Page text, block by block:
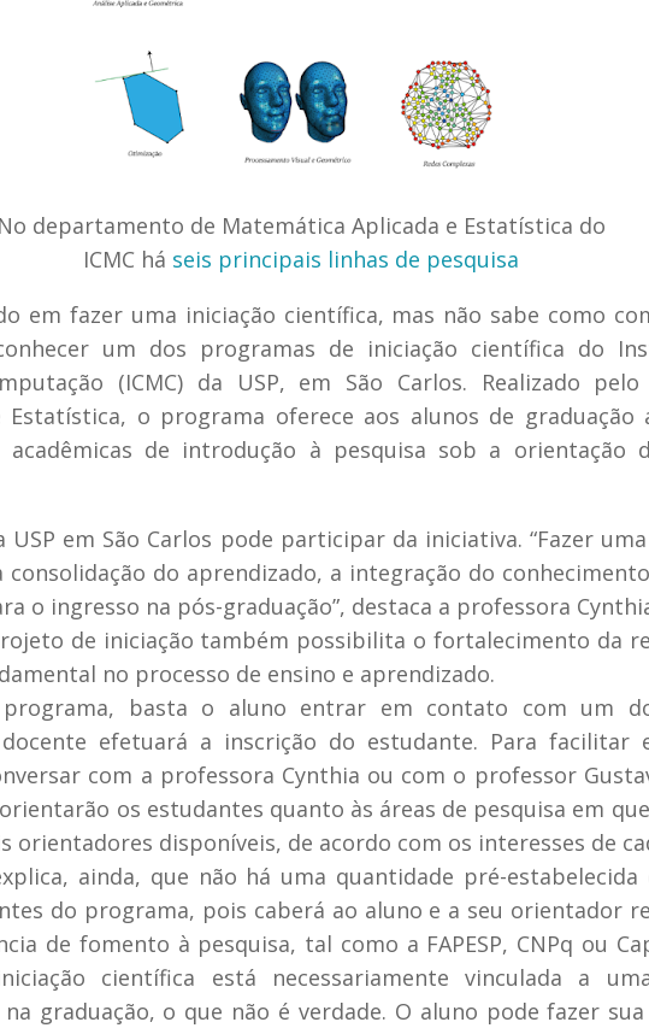
No departamento de Matemática Aplicada e Estatística do
ICMC há seis principais linhas de pesquisa
em fazer uma iniciação científica, mas não sabe como
um dos programas de iniciação científica do
(ICMC) da USP, em São Carlos. Realizado
Estatística, o programa oferece aos alunos de graduação
acadêmicas de introdução à pesquisa sob a orientação
em São Carlos pode participar da iniciativa. “Fazer
do aprendizado, a integração do
o ingresso na pós-graduação”, destaca a professora
de iniciação também possibilita o fortalecimento da
no processo de ensino e aprendizado.
basta o aluno entrar em contato com um
efetuará a inscrição do estudante. Para facilitar
com a professora Cynthia ou com o professor
os estudantes quanto às áreas de pesquisa em
orientadores disponíveis, de acordo com os interesses de
ainda, que não há uma quantidade pré-estabelecida
do programa, pois caberá ao aluno e a seu orientador
de fomento à pesquisa, tal como a FAPESP, CNPq ou
científica está necessariamente vinculada a
graduação, o que não é verdade. O aluno pode fazer